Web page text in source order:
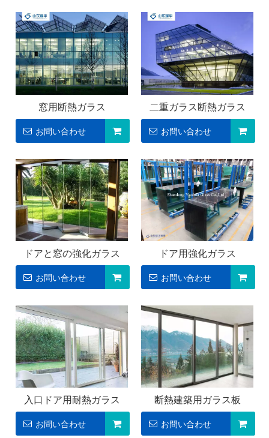
窓用断熱ガラス
お問い合わせ
二重ガラス断熱ガラス
お問い合わせ
ドアと窓の強化ガラス
お問い合わせ
ドア用強化ガラス
お問い合わせ
入口ドア用耐熱ガラス
お問い合わせ
断熱建築用ガラス板
お問い合わせ